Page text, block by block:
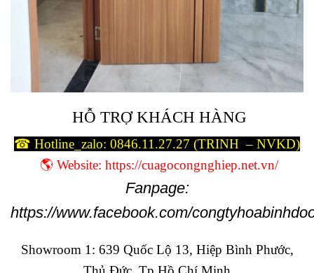
HỖ TRỢ KHÁCH HÀNG
☎ Hotline_zalo: 0846.11.27.27 (TRINH – NVKD)
🌎 Website: https://cuagocongnghiep.net.vn/
Fanpage:
https://www.facebook.com/
Showroom 1: 639 Quốc Lộ 13, Hiệp Bình Phước,